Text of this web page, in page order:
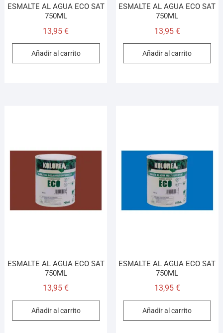
ESMALTE AL AGUA ECO SAT
750ML
13,95€
Añadir al carrito
ESMALTE AL AGUA ECO SAT
750ML
13,95 €
Añadir al carrito
ESMALTE AL AGUA ECO SAT
750ML
13,95€
Añadir al carrito
ESMALTE AL AGUA ECO SAT
750ML
13,95 €
Añadir al carrito